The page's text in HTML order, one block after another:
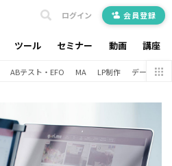
ツール セミナー 動画 講座
ログイン 会員登録
ABテスト・EFO MA LP制作 データ分析